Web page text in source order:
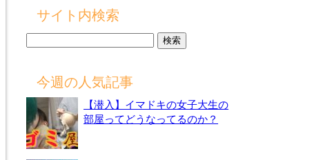
サイト内検索
今週の人気記事
【潜入】イマドキの女子大生の
部屋ってどうなってるのか？